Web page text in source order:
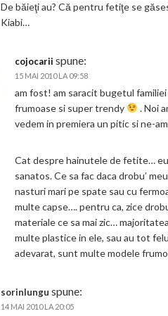
De băieţi au? Că pentru fetiţe se
Kiabi…
cojocarii spune:
15 MAI 2010 LA 09:58
am fost! am saracit bugetul
frumoase si super trendy
. Noi
vedem in premiera un pitic si ne-
Cat despre hainutele de fetite…
sanatos. Ce sa fac daca drobu’
nasturi mari pe spate sau cu
multe capse…. pentru ca, zice
materiale ce sa mai zic…
multe plastice in ele, sau au tot
adevarat, sunt multe modele
sorinlungu spune:
14 MAI 2010 LA 20:05